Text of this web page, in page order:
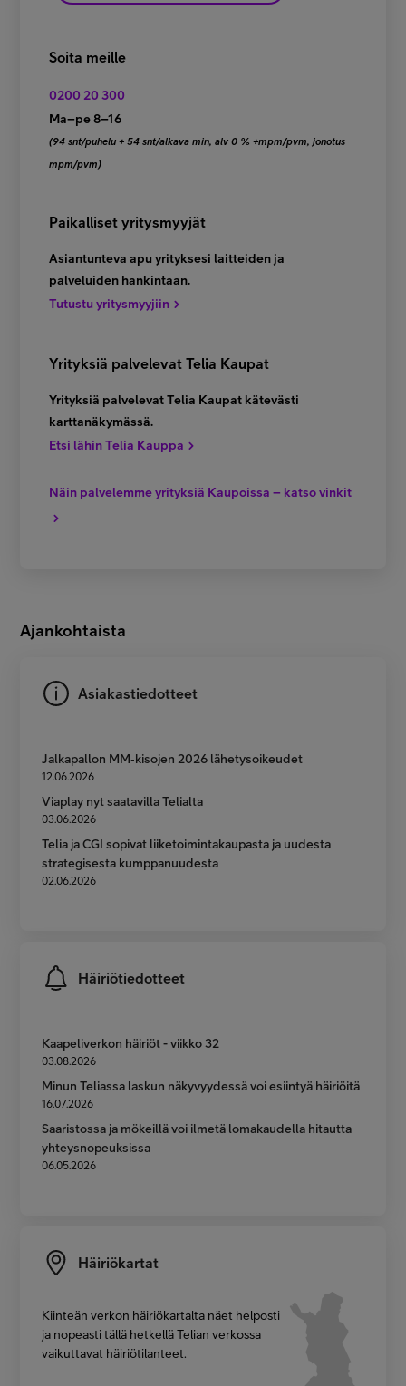
Soita meille
0200 20 300
Ma–pe 8–16
(94 snt/puhelu + 54 snt/alkava min, alv 0 % +mpm/pvm, jonotus
mpm/pvm)
Paikalliset yritysmyyjät
Asiantunteva apu yrityksesi laitteiden ja
palveluiden hankintaan.
Tutustu yritysmyyjiin
Yrityksiä palvelevat Telia Kaupat
Yrityksiä palvelevat Telia Kaupat kätevästi
karttanäkymässä.
Etsi lähin Telia Kauppa
Näin palvelemme yrityksiä Kaupoissa – katso vinkit
Ajankohtaista
Asiakastiedotteet
Jalkapallon MM‑kisojen 2026 lähetysoikeudet
12.06.2026
Viaplay nyt saatavilla Telialta
03.06.2026
Telia ja CGI sopivat liiketoimintakaupasta ja uudesta
strategisesta kumppanuudesta
02.06.2026
Häiriötiedotteet
Kaapeliverkon häiriöt - viikko 32
03.08.2026
Minun Teliassa laskun näkyvyydessä voi esiintyä häiriöitä
16.07.2026
Saaristossa ja mökeillä voi ilmetä lomakaudella hitautta
yhteysnopeuksissa
06.05.2026
Häiriökartat
Kiinteän verkon häiriökartalta näet helposti
ja nopeasti tällä hetkellä Telian verkossa
vaikuttavat häiriötilanteet.